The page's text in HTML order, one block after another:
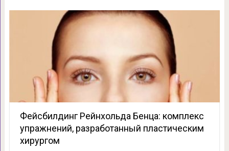
Фейсбилдинг Рейнхольда Бенца: комплекс
упражнений, разработанный пластическим
хирургом